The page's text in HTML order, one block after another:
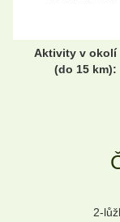
Aktivity v okolí
(do 15 km):
2-